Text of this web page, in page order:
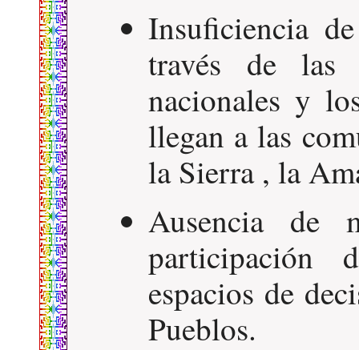
Insuficiencia
través de las
nacionales y
llegan a las
la Sierra , la
Ausencia de
participación
espacios de
Pueblos.